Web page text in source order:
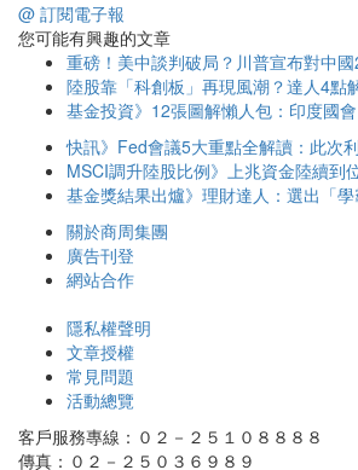
@ 訂閱電子報
您可能有興趣的文章
重磅！美中談判破局？川普宣布對中
陸股靠「科創板」再現風潮？達人4點
基金投資》12張圖解懶人包：印度國
快訊》Fed會議5大重點全解讀：此次
MSCI調升陸股比例》上兆資金陸續到
基金獎結果出爐》理財達人：選出「
關於商周集團
廣告刊登
網站合作
隱私權聲明
文章授權
常見問題
活動總覽
客戶服務專線：０２－２５１０８８８８
傳真：０２－２５０３６９８９